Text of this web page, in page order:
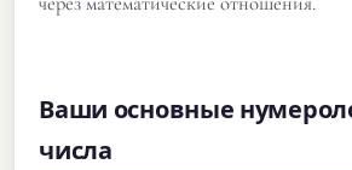
Ваши основные
числа